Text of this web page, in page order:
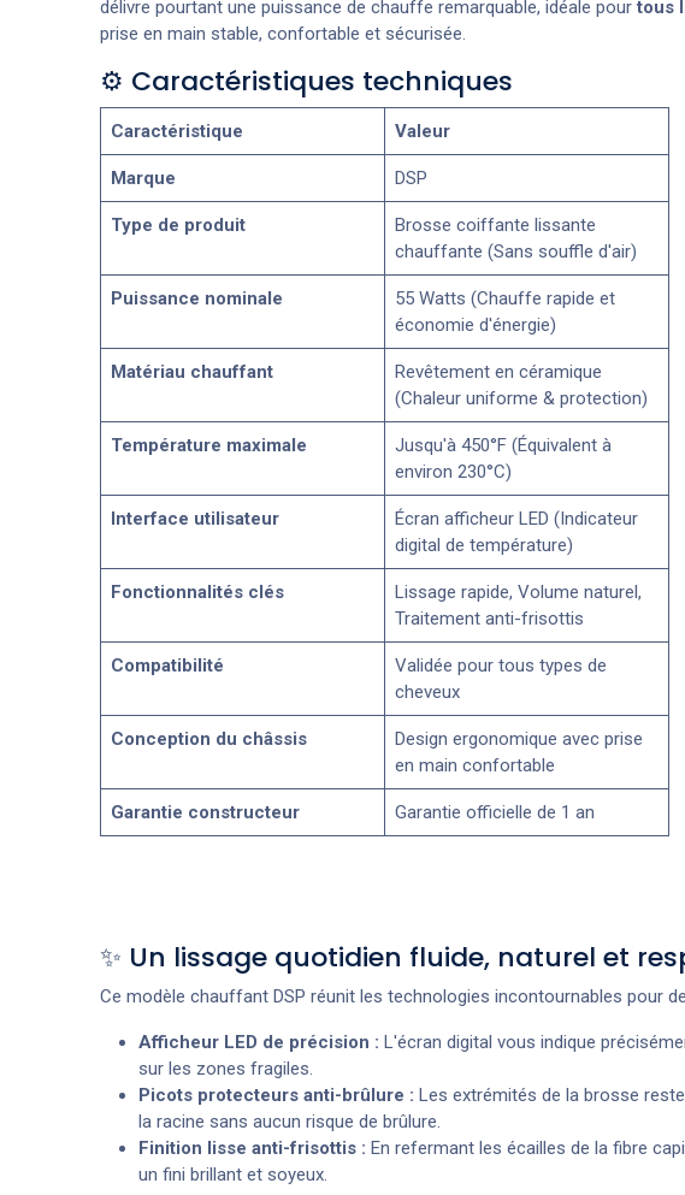
délivre pourtant une puissance de chauffe remarquable, idéale pourtous
prise en main stable, confortable et sécurisée.
⚙️ Caractéristiques techniques
Caractéristique Valeur
Marque DSP
Type de produit
Brosse coiffante lissante
chauffante (Sans souffle d'air)
Puissance nominale
55 Watts (Chauffe rapide et
économie d'énergie)
Matériau chauffant
Revêtement en céramique
(Chaleur uniforme & protection)
Température maximale
Jusqu'à 450°F (Équivalent à
environ 230°C)
Interface utilisateur
Écran afficheur LED (Indicateur
digital de température)
Fonctionnalités clés
Lissage rapide, Volume naturel,
Traitement anti-frisottis
Compatibilité
Validée pour tous types de
cheveux
Conception du châssis
Design ergonomique avec prise
en main confortable
Garantie constructeur Garantie officielle de 1 an
✨ Un lissage quotidien fluide, naturel et
Ce modèle chauffant DSP réunit les technologies incontournables pour
Afficheur LED de précision : L'écran digital vous indique
sur les zones fragiles.
Picots protecteurs anti-brûlure : Les extrémités de la brosse
la racine sans aucun risque de brûlure.
Finition lisse anti-frisottis : En refermant les écailles de la fibre
un fini brillant et soyeux.